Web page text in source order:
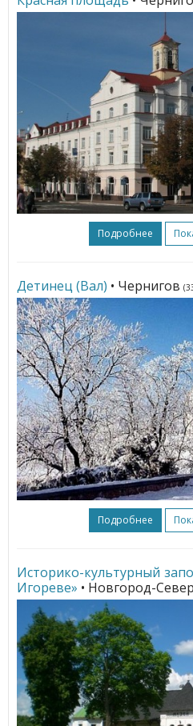
Подробнее
Детинец (Вал) • Чернигов
Подробнее
Историко-культурный
Игореве» • Новгород-